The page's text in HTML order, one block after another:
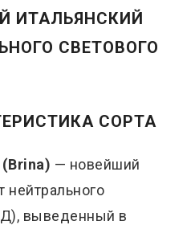
ИТАЛЬЯНСКИЙ
СВЕТОВОГО
СОРТА
(Brina) — новейший
нейтрального
выведенный в